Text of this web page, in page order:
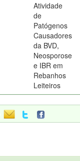
Atividade
de
Patógenos
Causadores
da BVD,
Neosporose
e IBR em
Rebanhos
Leiteiros